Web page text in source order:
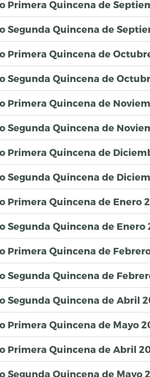
Primera Quincena de
Segunda Quincena de
Primera Quincena de
Segunda Quincena de
Primera Quincena de
Segunda Quincena de
Primera Quincena de
Segunda Quincena de
Primera Quincena de Enero
Segunda Quincena de Enero
Primera Quincena de
Segunda Quincena de
Segunda Quincena de Abril
Primera Quincena de Mayo
Primera Quincena de Abril
Segunda Quincena de Mayo